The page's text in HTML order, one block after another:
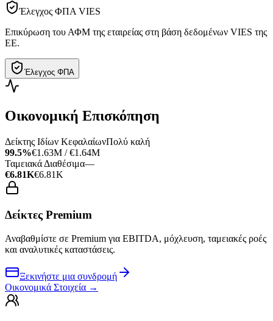
Έλεγχος ΦΠΑ VIES
Επικύρωση του ΑΦΜ της εταιρείας στη βάση δεδομένων VIES της
ΕΕ.
Έλεγχος ΦΠΑ
Οικονομική Επισκόπηση
Δείκτης Ιδίων ΚεφαλαίωνΠολύ καλή
99.5%€1.63M / €1.64M
Ταμειακά Διαθέσιμα—
€6.81K€6.81K
Δείκτες Premium
Αναβαθμίστε σε Premium για EBITDA, μόχλευση, ταμειακές ροές
και αναλυτικές καταστάσεις.
Ξεκινήστε μια συνδρομή
Οικονομικά Στοιχεία →